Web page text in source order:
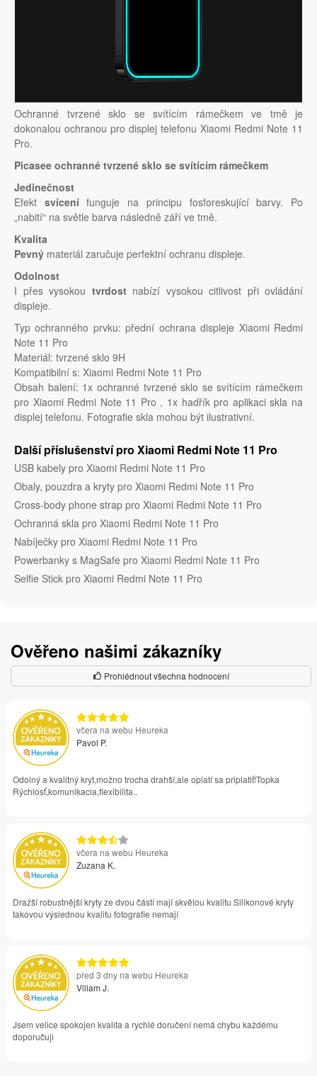
Ochranné tvrzené sklo se svítícím rámečkem ve tmě je
dokonalou ochranou pro displej telefonu Xiaomi Redmi Note 11
Pro.
Picasee ochranné tvrzené sklo se svítícím rámečkem
Jedinečnost
Efekt svícenífunguje na principu fosforeskující barvy. Po
„nabití“ na světle barva následně září ve tmě.
Kvalita
Pevný materiál zaručuje perfektní ochranu displeje.
Odolnost
I přes vysokou tvrdostnabízí vysokou citlivost při ovládání
displeje.
Typ ochranného prvku: přední ochrana displeje Xiaomi Redmi
Note 11 Pro
Materiál: tvrzené sklo 9H
Kompatibilní s: Xiaomi Redmi Note 11 Pro
Obsah balení: 1x ochranné tvrzené sklo se svítícím rámečkem
pro Xiaomi Redmi Note 11 Pro , 1x hadřík pro aplikaci skla na
displej telefonu. Fotografie skla mohou být ilustrativní.
Další příslušenství pro Xiaomi Redmi Note 11 Pro
USB kabely pro Xiaomi Redmi Note 11 Pro
Obaly, pouzdra a kryty pro Xiaomi Redmi Note 11 Pro
Cross-body phone strap pro Xiaomi Redmi Note 11 Pro
Ochranná skla pro Xiaomi Redmi Note 11 Pro
Nabíječky pro Xiaomi Redmi Note 11 Pro
Powerbanky s MagSafe pro Xiaomi Redmi Note 11 Pro
Selfie Stick pro Xiaomi Redmi Note 11 Pro
Ověřeno našimi zákazníky
Prohlédnout všechna hodnocení
včera na webu Heureka
Pavol P.
Odolný a kvalitný kryt,možno trocha drahší,ale oplatí sa priplatiť!Topka
Rýchlosť,komunikacia,flexibilita..
včera na webu Heureka
Zuzana K.
Dražší robustnější kryty ze dvou částí mají skvělou kvalitu Silikonové kryty
takovou výslednou kvalitu fotografie nemají
před 3 dny na webu Heureka
Viliam J.
Jsem velice spokojen kvalita a rychlé doručení nemá chybu každému
doporučuji